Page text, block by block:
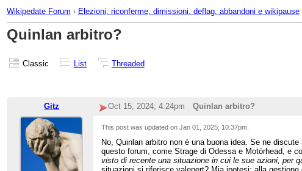
Wikipedate Forum › Elezioni, riconferme, dimissioni, deflag, abbandoni e wikipause
Quinlan arbitro?
Classic List Threaded
Gitz
Oct 15, 2024; 4:24pm Quinlan arbitro?
This post was updated onJan 01, 2025; 10:37pm
No, Quinlan arbitro non è una buona idea. Se ne
questo forum, come Strage di Odessa e Motörhead, e
visto di recente una situazione in cui le sue azioni, per